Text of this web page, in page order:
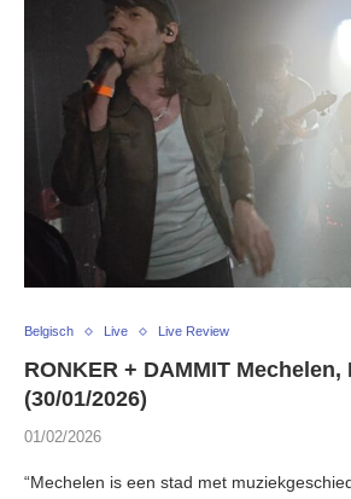
Belgisch Live Live Review
RONKER + DAMMIT Mechelen,
(30/01/2026)
01/02/2026
“Mechelen is een stad met